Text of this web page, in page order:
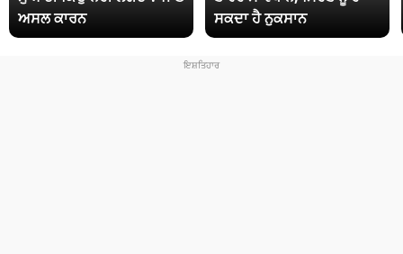
ਅਸਲ ਕਾਰਨ
ਸਕਦਾ ਹੈ ਨੁਕਸਾਨ